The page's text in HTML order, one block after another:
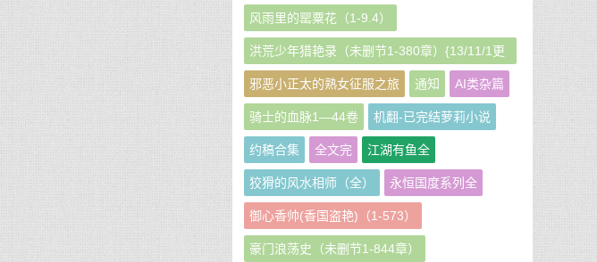
风雨里的罂粟花（1-9.4）
洪荒少年猎艳录（未删节1-380章）{13/11/1更
新}
邪恶小正太的熟女征服之旅 通知 AI类杂篇
骑士的血脉1—44卷 机翻-已完结萝莉小说
约稿合集 全文完 江湖有鱼全
狡猾的风水相师（全） 永恒国度系列全
御心香帅(香国盗艳)（1-573）
豪门浪荡史（未删节1-844章）